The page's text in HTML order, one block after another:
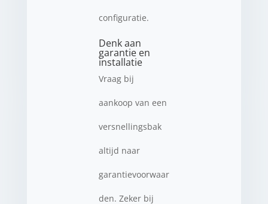
configuratie.
Denk aan
garantie en
installatie
Vraag bij
aankoop van een
versnellingsbak
altijd naar
garantievoorwaar
den. Zeker bij